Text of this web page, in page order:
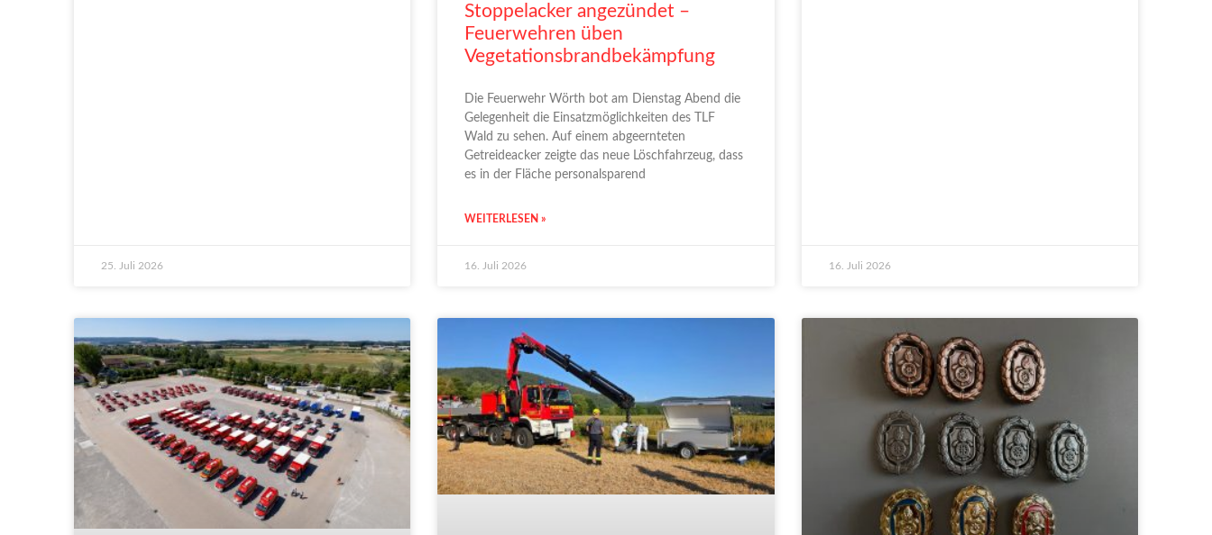
25. Juli 2026
Stoppelacker angezündet –
Feuerwehren üben
Vegetationsbrandbekämpfung
Die Feuerwehr Wörth bot am Dienstag Abend die
Gelegenheit die Einsatzmöglichkeiten des TLF
Wald zu sehen. Auf einem abgeernteten
Getreideacker zeigte das neue Löschfahrzeug, dass
es in der Fläche personalsparend
WEITERLESEN »
16. Juli 2026 16. Juli 2026